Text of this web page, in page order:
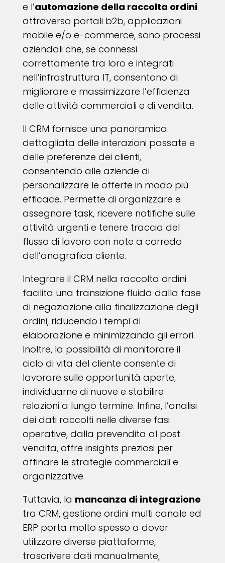
e l’automazione della raccolta ordini
attraverso portali b2b, applicazioni
mobile e/o e-commerce, sono processi
aziendali che, se connessi
correttamente tra loro e integrati
nell’infrastruttura IT, consentono di
migliorare e massimizzare l’efficienza
delle attività commerciali e di vendita.
Il CRM fornisce una panoramica
dettagliata delle interazioni passate e
delle preferenze dei clienti,
consentendo alle aziende di
personalizzare le offerte in modo più
efficace. Permette di organizzare e
assegnare task, ricevere notifiche sulle
attività urgenti e tenere traccia del
flusso di lavoro con note a corredo
dell’anagrafica cliente.
Integrare il CRM nella raccolta ordini
facilita una transizione fluida dalla fase
di negoziazione alla finalizzazione degli
ordini, riducendo i tempi di
elaborazione e minimizzando gli errori.
Inoltre, la possibilità di monitorare il
ciclo di vita del cliente consente di
lavorare sulle opportunità aperte,
individuarne di nuove e stabilire
relazioni a lungo termine. Infine, l’analisi
dei dati raccolti nelle diverse fasi
operative, dalla prevendita al post
vendita, offre insights preziosi per
affinare le strategie commerciali e
organizzative.
Tuttavia, la mancanza di integrazione
tra CRM, gestione ordini multi canale ed
ERP porta molto spesso a dover
utilizzare diverse piattaforme,
trascrivere dati manualmente,